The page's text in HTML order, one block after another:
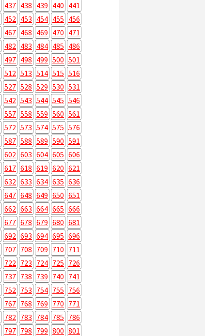
437 438 439 440 441
452 453 454 455 456
467 468 469 470 471
482 483 484 485 486
497 498 499 500 501
512 513 514 515 516
527 528 529 530 531
542 543 544 545 546
557 558 559 560 561
572 573 574 575 576
587 588 589 590 591
602 603 604 605 606
617 618 619 620 621
632 633 634 635 636
647 648 649 650 651
662 663 664 665 666
677 678 679 680 681
692 693 694 695 696
707 708 709 710 711
722 723 724 725 726
737 738 739 740 741
752 753 754 755 756
767 768 769 770 771
782 783 784 785 786
797 798 799 800 801